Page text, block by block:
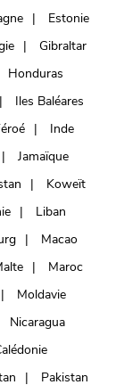
Estonie
Gibraltar
Honduras
Iles Baléares
Inde
Jamaïque
Koweït
Liban
Macao
Maroc
Moldavie
Nicaragua
Pakistan